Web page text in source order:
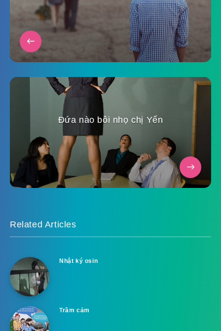
Đứa nào bôi nhọ chị Yến
Related Articles
Nhật ký osin
Trầm cảm